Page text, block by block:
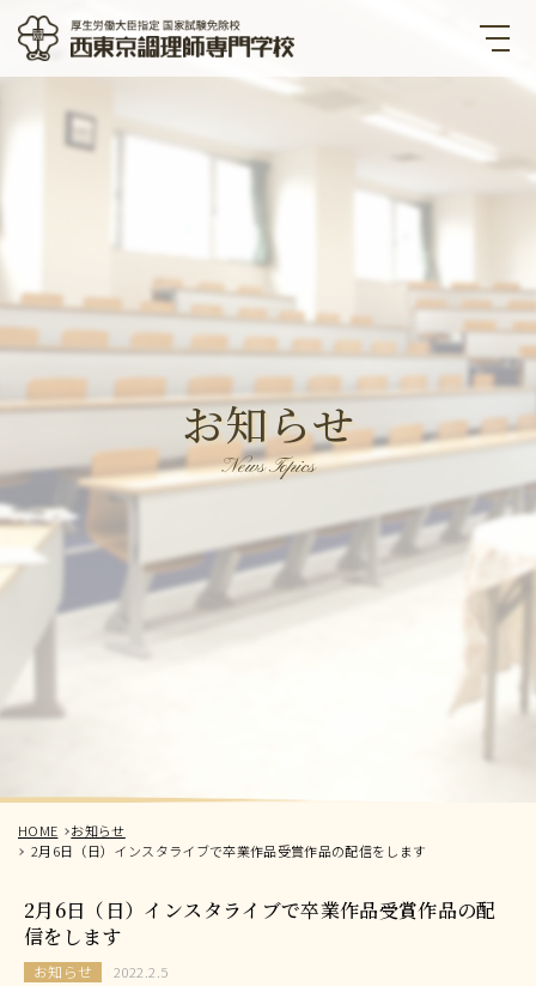
働大臣指定国家試験免除校
お知らせ
News Topics
HOME
お知らせ
2月6日（日）インスタライブで卒業作品受賞作品の配信をします
2月6日（日）インスタライブで卒業作品受賞作品の配
信をします
お知らせ 2022.2.5